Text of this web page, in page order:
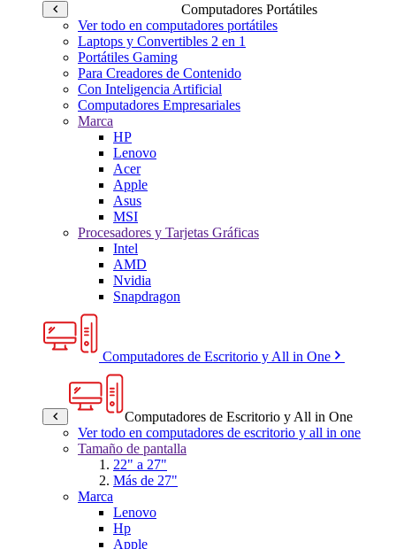
Computadores Portátiles
Ver todo en computadores portátiles
Laptops y Convertibles 2 en 1
Portátiles Gaming
Para Creadores de Contenido
Con Inteligencia Artificial
Computadores Empresariales
Marca
HP
Lenovo
Acer
Apple
Asus
MSI
Procesadores y Tarjetas Gráficas
Intel
AMD
Nvidia
Snapdragon
Computadores de Escritorio y All in One
Computadores de Escritorio y All in One
Ver todo en computadores de escritorio y all in one
Tamaño de pantalla
22" a 27"
Más de 27"
Marca
Lenovo
Hp
Apple